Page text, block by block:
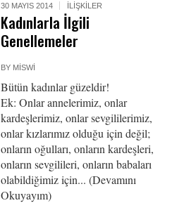
30 MAYIS 2014 İLIŞKILER
Kadınlarla İlgili
Genellemeler
BY MISWI
Bütün kadınlar güzeldir!
Ek: Onlar annelerimiz, onlar
kardeşlerimiz, onlar sevgililerimiz,
onlar kızlarımız olduğu için değil;
onların oğulları, onların kardeşleri,
onların sevgilileri, onların babaları
olabildiğimiz için... (Devamını
Okuyayım)